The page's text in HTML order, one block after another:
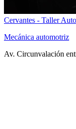
Cervantes - Taller
Mecánica automotriz
Av. Circunvalación